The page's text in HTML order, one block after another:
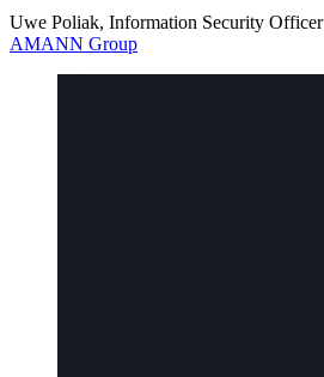
Uwe Poliak, Information Security Officer
AMANN Group